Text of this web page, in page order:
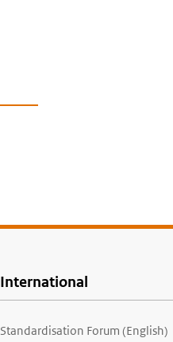
International
Standardisation Forum (English)